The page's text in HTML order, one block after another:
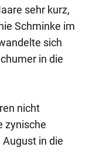
sehr kurz,
Schminke im
sich
in die
nicht
zynische
in die